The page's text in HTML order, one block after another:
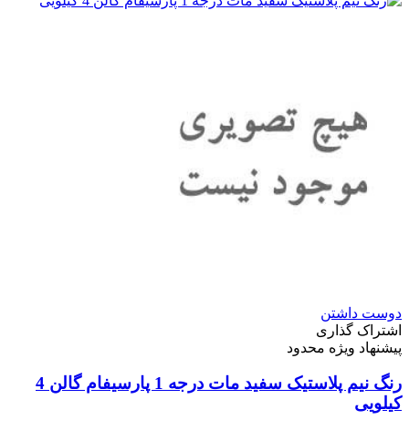
دوست داشتن
اشتراک گذاری
پیشنهاد ویژه محدود
رنگ نیم پلاستیک سفید مات درجه 1 پارسیفام گالن 4
کیلویی